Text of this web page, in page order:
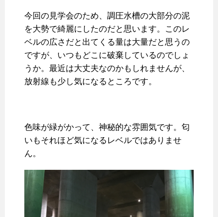
今回の見学会のため、調圧水槽の大部分の泥
を大勢で綺麗にしたのだと思います。このレ
ベルの広さだと出てくる量は大量だと思うの
ですが、いつもどこに破棄しているのでしょ
うか。最近は大丈夫なのかもしれませんが、
放射線も少し気になるところです。
色味が緑がかって、神秘的な雰囲気です。匂
いもそれほど気になるレベルではありませ
ん。